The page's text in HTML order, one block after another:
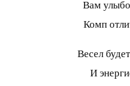
Вам
Комп
Весел
И